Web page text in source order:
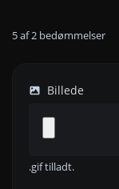
5af2 bedømmelser
Billede
.gif tilladt.